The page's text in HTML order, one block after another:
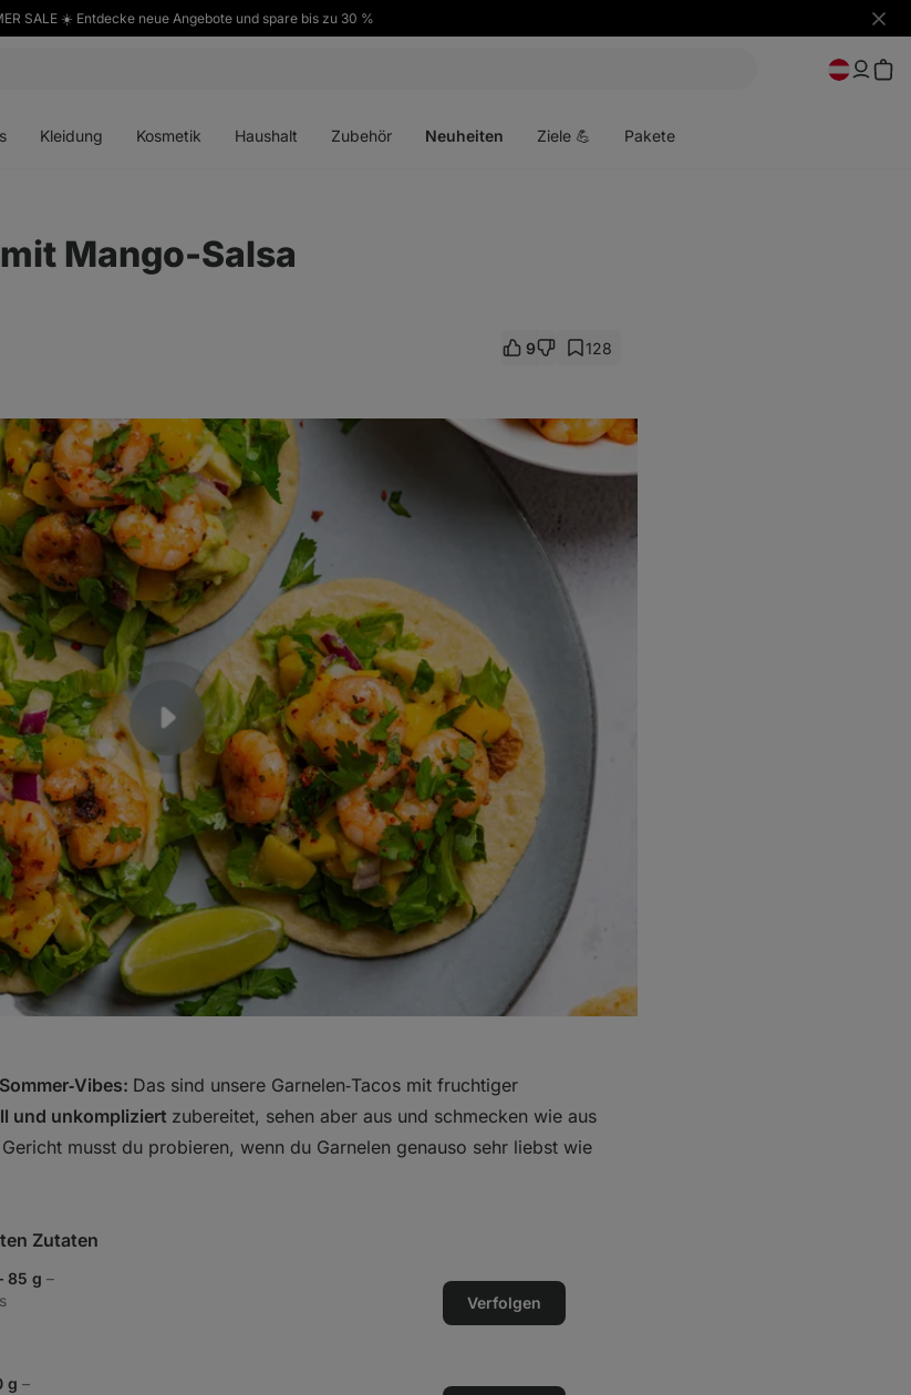
SALE ☀️ Entdecke neue Angebote und spare bis zu 30 %
Kleidung Kosmetik Haushalt Zubehör Neuheiten Ziele 💪 Pakete
Mango-Salsa
9 128
Das sind unsere Garnelen‑Tacos mit fruchtiger
und unkompliziert zubereitet, sehen aber aus und schmecken wie aus
musst du probieren, wenn du Garnelen genauso sehr liebst wie
Zutaten
85 g –
Verfolgen
g –